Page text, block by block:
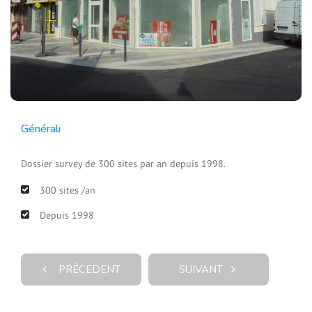
Générali
Dossier survey de 300 sites par an depuis 1998.
300 sites /an
Depuis 1998
PRÉCEDENT SUIVANT